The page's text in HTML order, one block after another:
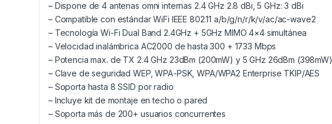
– Dispone de 4 antenas omni internas 2.4 GHz 2.8 dBi, 5 GHz: 3 dBi
– Compatible con estándar WiFi IEEE 802.11 a/b/g/n/r/k/v/ac/ac-wave2
– Tecnología Wi-Fi Dual Band 2.4GHz + 5GHz MIMO 4×4 simultánea
– Velocidad inalámbrica AC2000 de hasta 300 + 1733 Mbps
– Potencia max. de TX 2.4 GHz 23dBm (200mW) y 5 GHz 26dBm (398mW)
– Clave de seguridad WEP, WPA-PSK, WPA/WPA2 Enterprise TKIP/AES
– Soporta hasta 8 SSID por radio
– Incluye kit de montaje en techo o pared
– Soporta más de 200+ usuarios concurrentes